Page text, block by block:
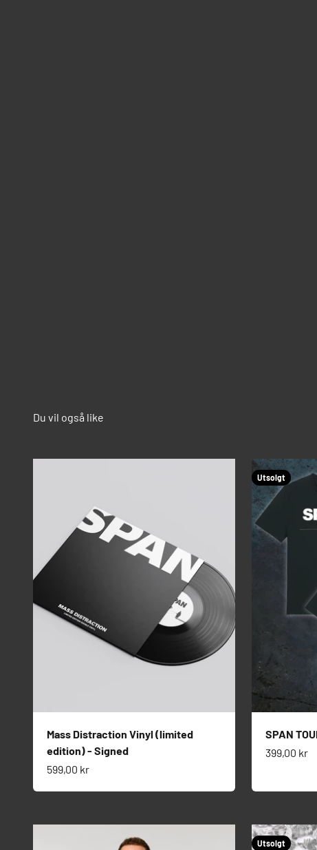
Mass Distraction Vinyl (limited
edition) - Signed
Salgspris
599,00 kr
Utsolgt
SPAN
Salgspris
399,00 kr
Utsolgt